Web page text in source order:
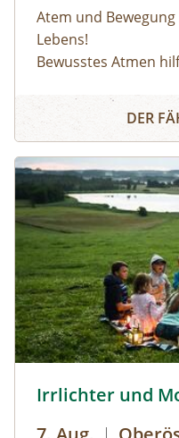
Atem und
Lebens!
Bewusstes Atmen
herausfordernden
körperlicher
bewusst zu
Atemlos - Losatmen
DER
Irrlichter und